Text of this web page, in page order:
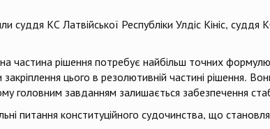
суддя КС Латвійської Республіки Улдіс Кініс,
частина рішення потребує найбільш точних
цього в резолютивній частині рішення.
головним завданням залишається забезпечення
питання конституційного судочинства, що